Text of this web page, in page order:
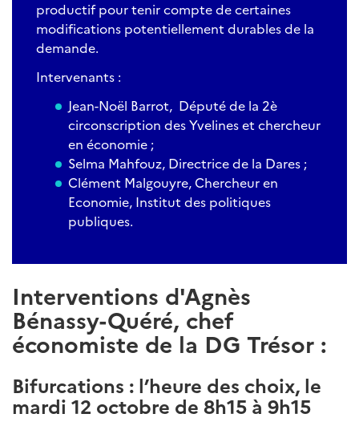
productif pour tenir compte de certaines
modifications potentiellement durables de la
demande.
Intervenants :
Jean-Noël Barrot, Député de la 2è
circonscription des Yvelines et chercheur
en économie ;
Selma Mahfouz, Directrice de la Dares ;
Clément Malgouyre, Chercheur en
Economie, Institut des politiques
publiques.
Interventions d'Agnès
Bénassy-Quéré, chef
économiste de la DG Trésor :
Bifurcations : l’heure des choix, le
mardi 12 octobre de 8h15 à 9h15